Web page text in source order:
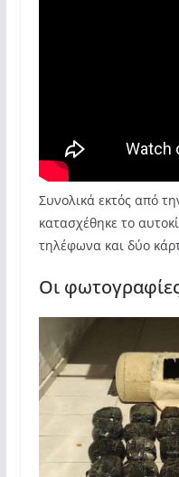
Συνολικά εκτός από
κατασχέθηκε το
τηλέφωνα και δύο
Οι